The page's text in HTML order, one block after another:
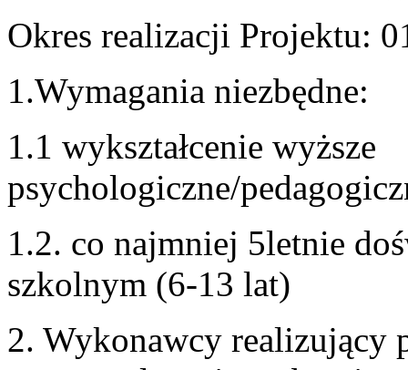
Okres realizacji Projektu:
1.Wymagania niezbędne:
1.1 wykształcenie wyższe
psychologiczne/
1.2. co najmniej 5letnie
szkolnym (6-13 lat)
2. Wykonawcy realizujący